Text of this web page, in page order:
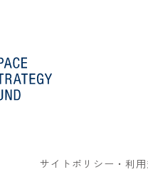
サイトポリシー・利